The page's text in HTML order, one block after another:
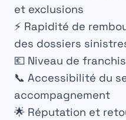
et exclusions
⚡ Rapidité de
des dossiers
💶 Niveau de
📞 Accessibilité du
accompagnement
🌟 Réputation et